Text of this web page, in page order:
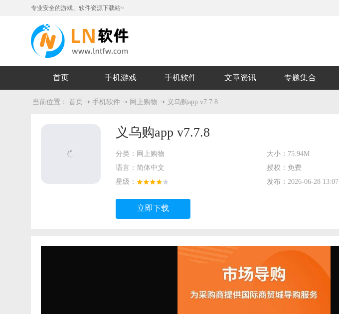
专业安全的游戏、软件资源下载站~
首页 手机游戏 手机软件 文章资讯 专题集合
当前位置： 首页 手机软件 网上购物 义乌购app v7.7.8
义乌购app v7.7.8
分类： 网上购物 大小： 75.94M
语言： 简体中文 授权： 免费
星级：
发布：2026-06-28 13:07
立即下载